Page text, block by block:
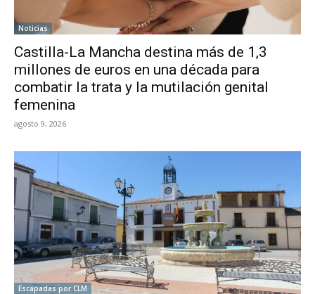
Noticias
Castilla-La Mancha destina más de 1,3
millones de euros en una década para
combatir la trata y la mutilación genital
femenina
agosto 9, 2026
Escapadas por CLM